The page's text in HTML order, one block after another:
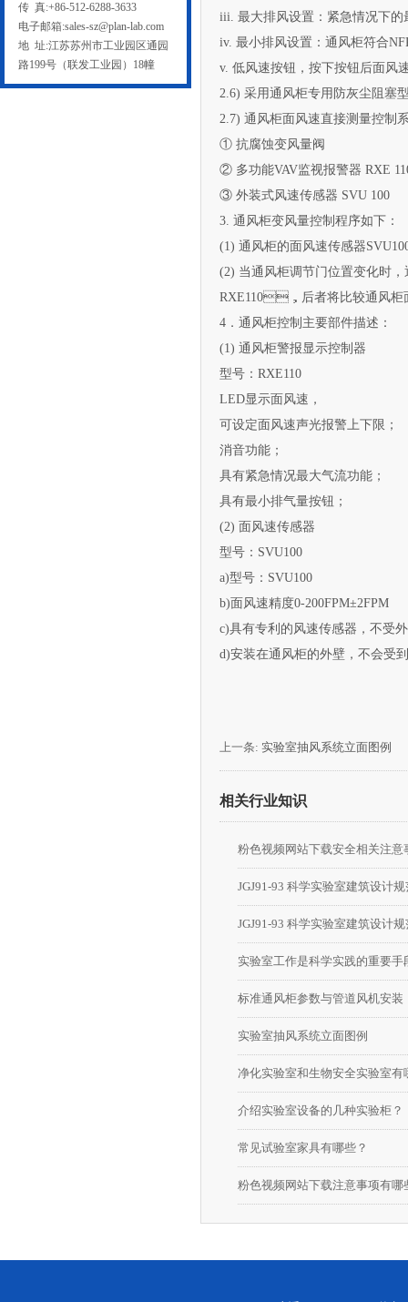
传 真:+86-512-6288-3633
电子邮箱:sales-sz@plan-lab.com
地 址:江苏苏州市工业园区通园
路199号（联发工业园）18幢
iii. 最大排风设置：紧急情况下
iv. 最小排风设置：通风柜符合
v. 低风速按钮，按下按钮后面
2.6) 采用通风柜专用防灰尘阻塞型
2.7) 通风柜面风速直接测量控制系
① 抗腐蚀变风量阀
② 多功能VAV监视报警器 RXE
③ 外装式风速传感器 SVU 100
3. 通风柜变风量控制程序如下：
(1) 通风柜的面风速传感器SVU100
(2) 当通风柜调节门位置变化时
RXE110，后者将比较通风柜面
4．通风柜控制主要部件描述：
(1) 通风柜警报显示控制器
型号：RXE110
LED显示面风速，
可设定面风速声光报警上下限；
消音功能；
具有紧急情况最大气流功能；
具有最小排气量按钮；
(2) 面风速传感器
型号：SVU100
a)型号：SVU100
b)面风速精度0-200FPM±2FPM
c)具有专利的风速传感器，不
d)安装在通风柜的外壁，不会
上一条: 实验室抽风系统立面图例
相关行业知识
粉色视频网站下载安全相关注意
JGJ91-93 科学实验室建筑设计规
JGJ91-93 科学实验室建筑设计规
实验室工作是科学实践的重要手
标准通风柜参数与管道风机安装
实验室抽风系统立面图例
净化实验室和生物安全实验室有
介绍实验室设备的几种实验柜？
常见试验室家具有哪些？
粉色视频网站下载注意事项有哪些